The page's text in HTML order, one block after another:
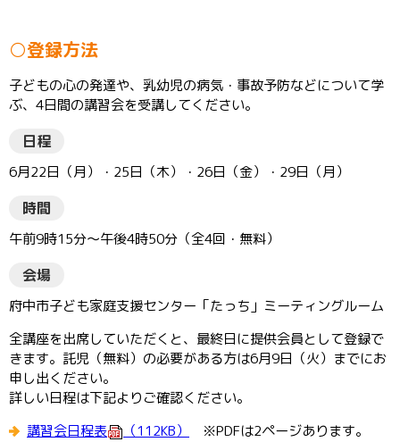
○登録方法
子どもの心の発達や、乳幼児の病気・事故予防などについて学
ぶ、4日間の講習会を受講してください。
日程
6月22日（月）・25日（木）・26日（金）・29日（月）
時間
午前9時15分～午後4時50分（全4回・無料）
会場
府中市子ども家庭支援センター「たっち」ミーティングルーム
全講座を出席していただくと、最終日に提供会員として登録で
きます。託児（無料）の必要がある方は6月9日（火）までにお
申し出ください。
詳しい日程は下記よりご確認ください。
講習会日程表
（112KB） ※PDFは2ページあります。